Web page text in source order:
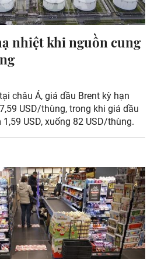
nhiệt khi nguồn cung
châu Á, giá dầu Brent kỳ hạn
USD/thùng, trong khi giá dầu
USD, xuống 82 USD/thùng.